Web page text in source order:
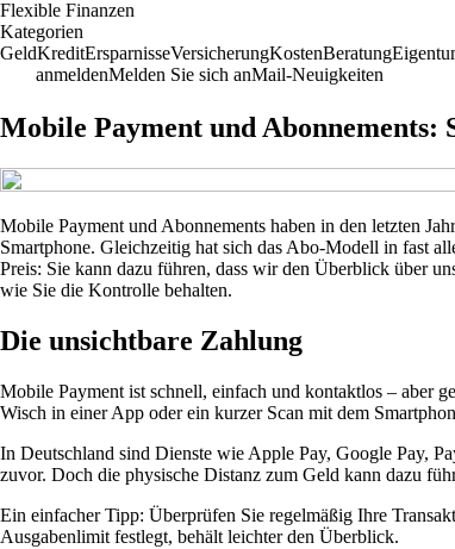
Flexible Finanzen
Kategorien
GeldKreditErsparnisseVersicherungKostenBeratung
anmeldenMelden Sie sich anMail-Neuigkeiten
Mobile Payment und Abonnements:
Mobile Payment und Abonnements haben in den letzten
Smartphone. Gleichzeitig hat sich das Abo-Modell in fast
Preis: Sie kann dazu führen, dass wir den Überblick über
wie Sie die Kontrolle behalten.
Die unsichtbare Zahlung
Mobile Payment ist schnell, einfach und kontaktlos – aber
Wisch in einer App oder ein kurzer Scan mit dem
In Deutschland sind Dienste wie Apple Pay, Google Pay,
zuvor. Doch die physische Distanz zum Geld kann dazu
Ein einfacher Tipp: Überprüfen Sie regelmäßig Ihre
Ausgabenlimit festlegt, behält leichter den Überblick.